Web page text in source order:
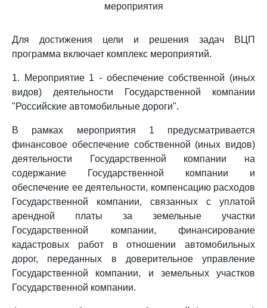
мероприятия
Для достижения цели и решения задач ВЦП
программа включает комплекс мероприятий.
1. Мероприятие 1 - обеспечение собственной (иных
видов) деятельности Государственной компании
"Российские автомобильные дороги".
В рамках мероприятия 1 предусматривается
финансовое обеспечение собственной (иных видов)
деятельности Государственной компании на
содержание Государственной компании и
обеспечение ее деятельности, компенсацию расходов
Государственной компании, связанных с уплатой
арендной платы за земельные участки
Государственной компании, финансирование
кадастровых работ в отношении автомобильных
дорог, переданных в доверительное управление
Государственной компании, и земельных участков
Государственной компании.